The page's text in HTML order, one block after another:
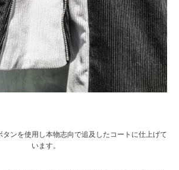
タンを使用し本物志向で追及したコートに仕上げて
います。